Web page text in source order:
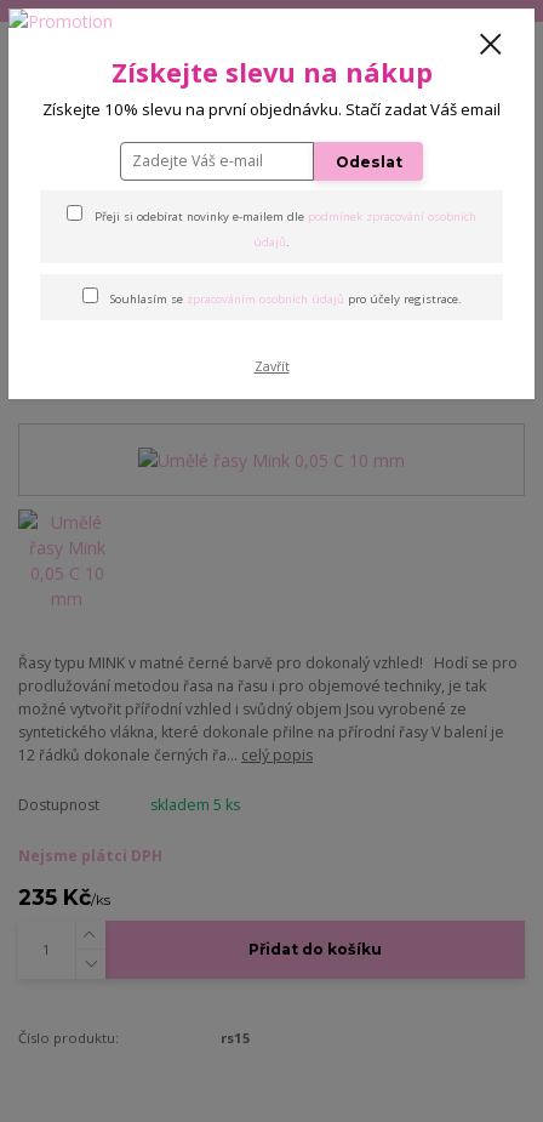
0 Kč
Umělé řasy Mink 0,05 C 10 mm
Řasy typu MINK v matné černé barvě pro dokonalý vzhled! Hodí se pro
prodlužování metodou řasa na řasu i pro objemové techniky, je tak
možné vytvořit přířodní vzhled i svůdný objem Jsou vyrobené ze
syntetického vlákna, které dokonale přilne na přírodní řasy V balení je
12 řádků dokonale černých řa... celý popis
Dostupnost skladem 5 ks
Nejsme plátci DPH
235 Kč/ks
Přidat do košíku
Číslo produktu: rs15
Získejte slevu na nákup
Získejte 10% slevu na první objednávku. Stačí zadat Váš email
Odeslat
Přeji si odebírat novinky e-mailem dle podmínek zpracování osobních
údajů.
Souhlasím se zpracováním osobních údajů pro účely registrace.
Zavřít